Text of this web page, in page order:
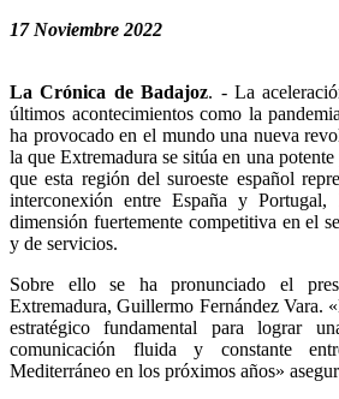
17 Noviembre 2022
La Crónica de Badajoz. - La
últimos acontecimientos como la
ha provocado en el mundo una nueva
la que Extremadura se sitúa en una
que esta región del suroeste español
interconexión entre España y
dimensión fuertemente competitiva en el
y de servicios.
Sobre ello se ha pronunciado el
Extremadura, Guillermo Fernández Vara.
estratégico fundamental para lograr
comunicación fluida y constante
Mediterráneo en los próximos años»